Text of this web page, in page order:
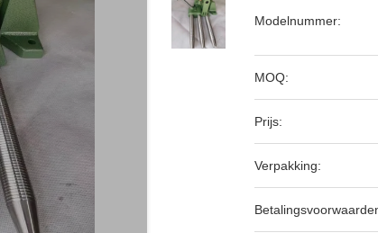
Modelnummer:
MOQ:
Prijs:
Verpakking: